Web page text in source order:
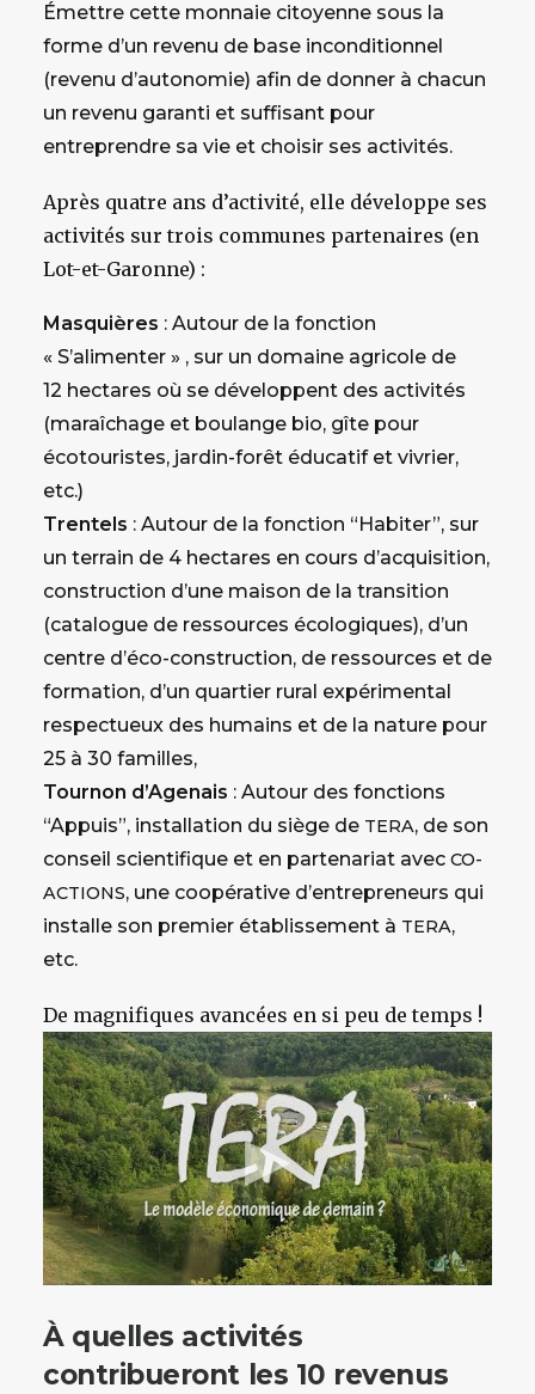
Émettre cette monnaie citoyenne sous la
forme d’un revenu de base inconditionnel
(revenu d’autonomie) afin de donner à chacun
un revenu garanti et suffisant pour
entreprendre sa vie et choisir ses activités.
Après quatre ans d’activité, elle développe ses
activités sur trois communes partenaires (en
Lot-et-Garonne) :
Masquières : Autour de la fonction
« S’alimenter » , sur un domaine agricole de
12 hectares où se développent des activités
(maraîchage et boulange bio, gîte pour
écotouristes, jardin-forêt éducatif et vivrier,
etc.)
Trentels : Autour de la fonction “Habiter”, sur
un terrain de 4 hectares en cours d’acquisition,
construction d’une maison de la transition
(catalogue de ressources écologiques), d’un
centre d’éco-construction, de ressources et de
formation, d’un quartier rural expérimental
respectueux des humains et de la nature pour
25 à 30 familles,
Tournon d’Agenais : Autour des fonctions
“Appuis”, installation du siège de TERA, de son
conseil scientifique et en partenariat avec CO-
ACTIONS, une coopérative d’entrepreneurs qui
installe son premier établissement à TERA,
etc.
De magnifiques avancées en si peu de temps !
À quelles activités
contribueront les 10 revenus